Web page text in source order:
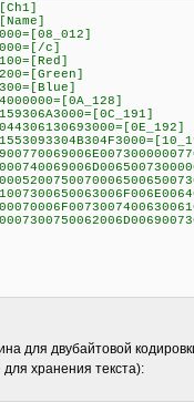
c]
для двубайтовой
хранения текста):